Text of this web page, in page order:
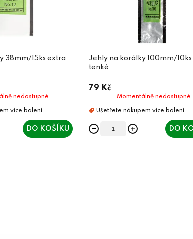
38mm/15ks extra
nedostupné
DO KOŠÍKU
Jehly na korálky 100mm/
tenké
79 Kč
Momentálně nedostupné
DO